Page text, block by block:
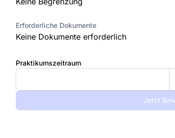
Erforderliche Dokumente
Keine Dokumente erforderlich
Praktikumszeitraum
Jetzt